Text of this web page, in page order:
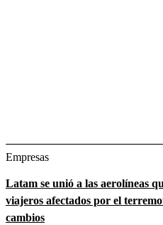
Empresas
Latam se unió a las aerolíneas
viajeros afectados por el
cambios